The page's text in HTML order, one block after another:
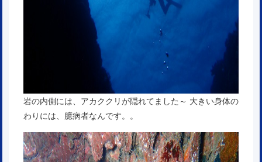
岩の内側には、アカククリが隠れてました～ 大きい身体の
わりには、臆病者なんです。。